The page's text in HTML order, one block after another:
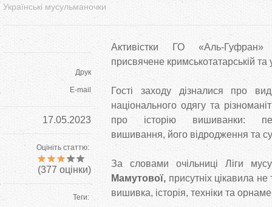
Українські мусульманочки
Друк
E-mail
17.05.2023
Оцініть статтю:
(377 оцінки)
Теги:
Активістки ГО «Аль-Гуфран»
присвячене кримськотатарській та
Гості заходу дізналися про
національного одягу та
про історію вишиванки:
вишивання, його відродження та
За словами очільниці Ліги
Мамутової, присутніх цікавила не
вишивка, історія, техніки та